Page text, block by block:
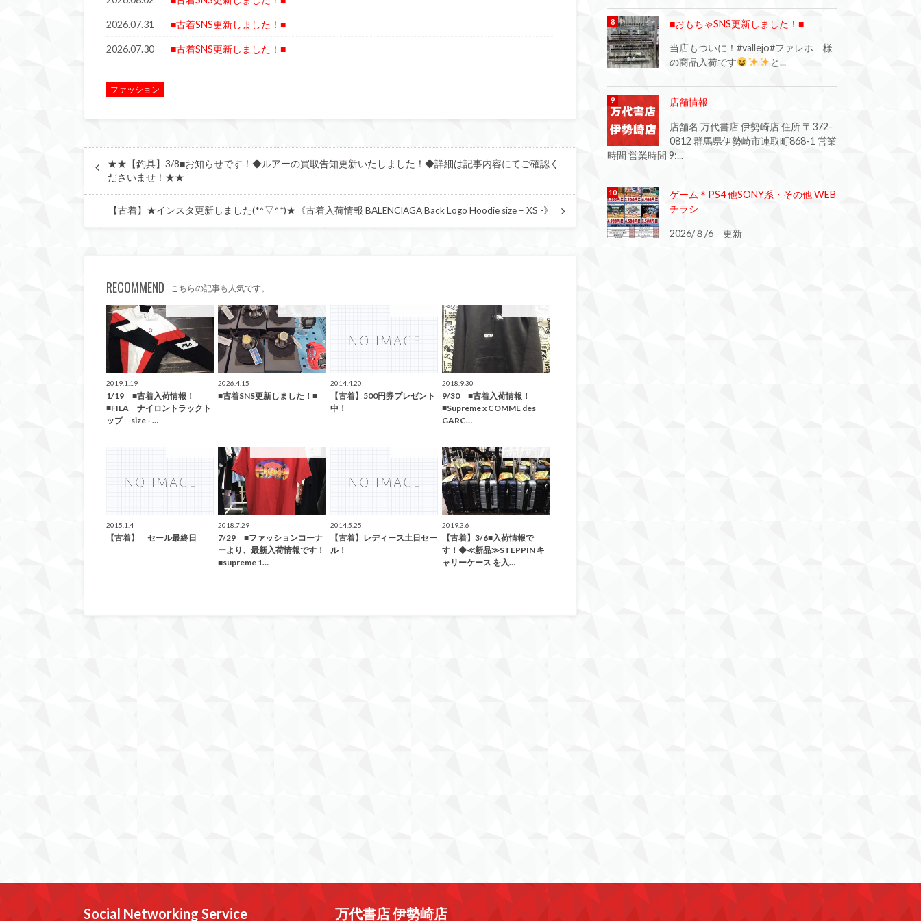
2026.07.31 ■古着SNS更新しました！■
2026.07.30 ■古着SNS更新しました！■
ファッション
★★【釣具】3/8■お知らせです！◆ルアーの買取告知更新いたしました！◆詳細は記事内容にてご確認く
ださいませ！★★
【古着】★インスタ更新しました(*^▽^*)★《古着入荷情報 BALENCIAGA Back Logo Hoodie size – XS -》
RECOMMEND こちらの記事も人気です。
2019.1.19
1/19 ■古着入荷情報！
■FILA ナイロントラックト
ップ size - …
2026.4.15
■古着SNS更新しました！■
2014.4.20
【古着】500円券プレゼント
中！
2018.9.30
9/30 ■古着入荷情報！
■Supreme x COMME des
GARC…
2015.1.4
【古着】 セール最終日
2018.7.29
7/29 ■ファッションコーナ
ーより、最新入荷情報です！
■supreme 1…
2014.5.25
【古着】レディース土日セー
ル！
2019.3.6
【古着】3/6■入荷情報で
す！◆≪新品≫STEPPIN キ
ャリーケース を入…
■おもちゃSNS更新しました！■
当店もついに！#vallejo#ファレホ 様
の商品入荷です
と...
店舗情報
店舗名 万代書店 伊勢崎店 住所 〒372-
0812 群馬県伊勢崎市連取町868-1 営業
時間 営業時間 9:...
ゲーム＊PS4 他SONY系・その他 WEB
チラシ
2026/８/6 更新
Social Networking Service 万代書店 伊勢崎店